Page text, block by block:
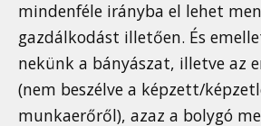
mindenféle irányba el lehet
gazdálkodást illetően. És
nekünk a bányászat, illetve az
(nem beszélve a képzett/
munkaerőről), azaz a bolygó